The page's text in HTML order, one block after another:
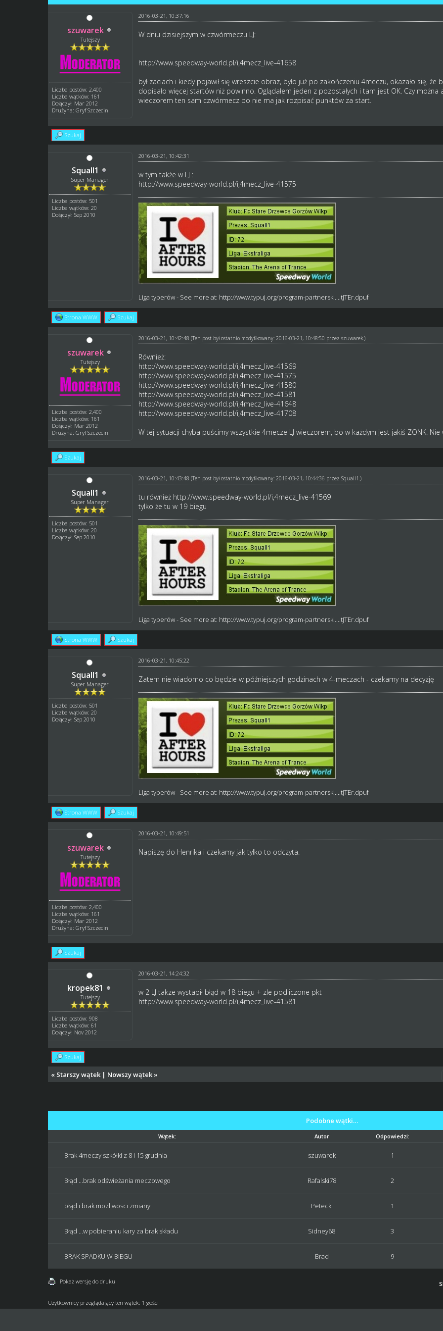
szuwarek
Tutejszy
Liczba postów: 2,400
Liczba wątków: 161
Dołączył: Mar 2012
Drużyna: Gryf Szczecin
2016-03-21, 10:37:16
W dniu dzisiejszym w czwórmeczu LJ:
http://www.speedway-world.pl/i,4mecz_live-41658
był zaciach i kiedy pojawił się wreszcie obraz, było już po zakończeniu 4meczu, okazało się,
dopisało więcej startów niż powinno. Oglądałem jeden z pozostałych i tam jest OK. Czy
wieczorem ten sam czwórmecz bo nie ma jak rozpisać punktów za start.
Szukaj
Squall1
Super Manager
Liczba postów: 501
Liczba wątków: 20
Dołączył: Sep 2010
2016-03-21, 10:42:31
w tym także w LJ :
http://www.speedway-world.pl/i,4mecz_live-41575
Liga typerów- See more at: http://www.typuj.org/program-partnerski....tJTEr.dpuf
Strona WWW Szukaj
szuwarek
Tutejszy
Liczba postów: 2,400
Liczba wątków: 161
Dołączył: Mar 2012
Drużyna: Gryf Szczecin
2016-03-21, 10:42:48 (Ten post był ostatnio modyfikowany: 2016-03-21, 10:48:50 przez szuwarek.)
Również:
http://www.speedway-world.pl/i,4mecz_live-41569
http://www.speedway-world.pl/i,4mecz_live-41575
http://www.speedway-world.pl/i,4mecz_live-41580
http://www.speedway-world.pl/i,4mecz_live-41581
http://www.speedway-world.pl/i,4mecz_live-41648
http://www.speedway-world.pl/i,4mecz_live-41708
W tej sytuacji chyba puścimy wszystkie 4mecze LJ wieczorem, bo w każdym jest jakiś ZONK.
Szukaj
Squall1
Super Manager
Liczba postów: 501
Liczba wątków: 20
Dołączył: Sep 2010
2016-03-21, 10:43:48 (Ten post był ostatnio modyfikowany: 2016-03-21, 10:44:36 przez Squall1 .)
tu również http://www.speedway-world.pl/i,4mecz_live-41569
tylko że tu w 19 biegu
Liga typerów- See more at: http://www.typuj.org/program-partnerski....tJTEr.dpuf
Strona WWW Szukaj
Squall1
Super Manager
Liczba postów: 501
Liczba wątków: 20
Dołączył: Sep 2010
2016-03-21, 10:45:22
Zatem nie wiadomo co będzie w późniejszych godzinach w 4-meczach - czekamy na decyzję
Liga typerów- See more at: http://www.typuj.org/program-partnerski....tJTEr.dpuf
Strona WWW Szukaj
szuwarek
Tutejszy
Liczba postów: 2,400
Liczba wątków: 161
Dołączył: Mar 2012
Drużyna: Gryf Szczecin
2016-03-21, 10:49:51
Napiszę do Henrika i czekamy jak tylko to odczyta.
Szukaj
kropek81
Tutejszy
Liczba postów: 908
Liczba wątków: 61
Dołączył: Nov 2012
2016-03-21, 14:24:32
w 2 LJ takze wystapił błąd w 18 biegu + zle podliczone pkt
http://www.speedway-world.pl/i,4mecz_live-41581
Szukaj
« Starszy wątek | Nowszy wątek »
Podobne wątki…
Wątek: Autor Odpowiedzi:
Brak 4meczy szkółki z 8 i 15 grudnia szuwarek 1
Błąd ...brak odświeżania meczowego Rafalski78 2
błąd i brak mozliwosci zmiany Petecki 1
Błąd ...w pobieraniu kary za brak składu Sidney68 3
BRAK SPADKU W BIEGU Brad 9
Pokaż wersję do druku
Użytkownicy przeglądający ten wątek: 1 gości